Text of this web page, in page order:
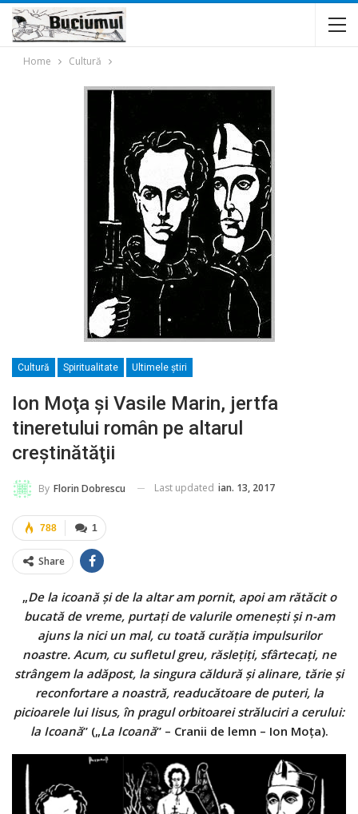
Home Cultură
Cultură Spiritualitate Ultimele ştiri
Ion Moţa şi Vasile Marin, jertfa
tineretului român pe altarul
creştinătăţii
By Florin Dobrescu Last updated ian. 13, 2017
1
788
Share
„De la icoană şi de la altar am pornit, apoi am rătăcit o
bucată de vreme, purtaţi de valurile omeneşti şi n-am
ajuns la nici un mal, cu toată curăţia impulsurilor
noastre. Acum, cu sufletul greu, răsleţiţi, sfârtecaţi, ne
strângem la adăpost, la singura căldură şi alinare, tărie şi
reconfortare a noastră, readucătoare de puteri, la
picioarele lui Iisus, în pragul orbitoarei străluciri a cerului:
la Icoană” („La Icoană” – Cranii de lemn – Ion Moţa).